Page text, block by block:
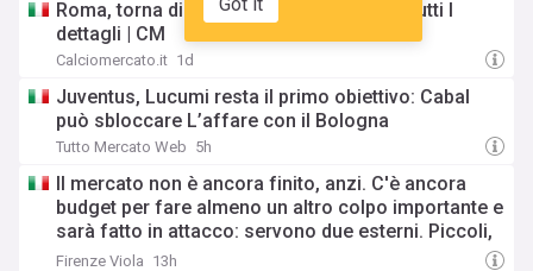
Roma, torna di moda Rowe del Bologna: tutti I
dettagli | CM
Calciomercato.it 1d
Juventus, Lucumi resta il primo obiettivo: Cabal
può sbloccare L’affare con il Bologna
Tutto Mercato Web 5h
Il mercato non è ancora finito, anzi. C'è ancora
budget per fare almeno un altro colpo importante e
sarà fatto in attacco: servono due esterni. Piccoli,
Pellegrino, la Fiorentina e il Bologna: caccia al
Firenze Viola 13h